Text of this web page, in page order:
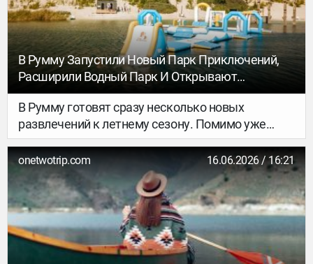
Таллинном, Берлином и Шанхаем.
В Румму Запустили Новый Парк Приключений,
Расширили Водный Парк И Открывают
Подводную Выставку
В Румму готовят сразу несколько новых
развлечений к летнему сезону. Помимо уже
известного затопленного карьера и подводной
тюрьмы, посетителей ждут новая выставка,
расширенный водный парк и совершенно новый
парк приключений.
onetwotrip.com 16.06.2026 / 16:21